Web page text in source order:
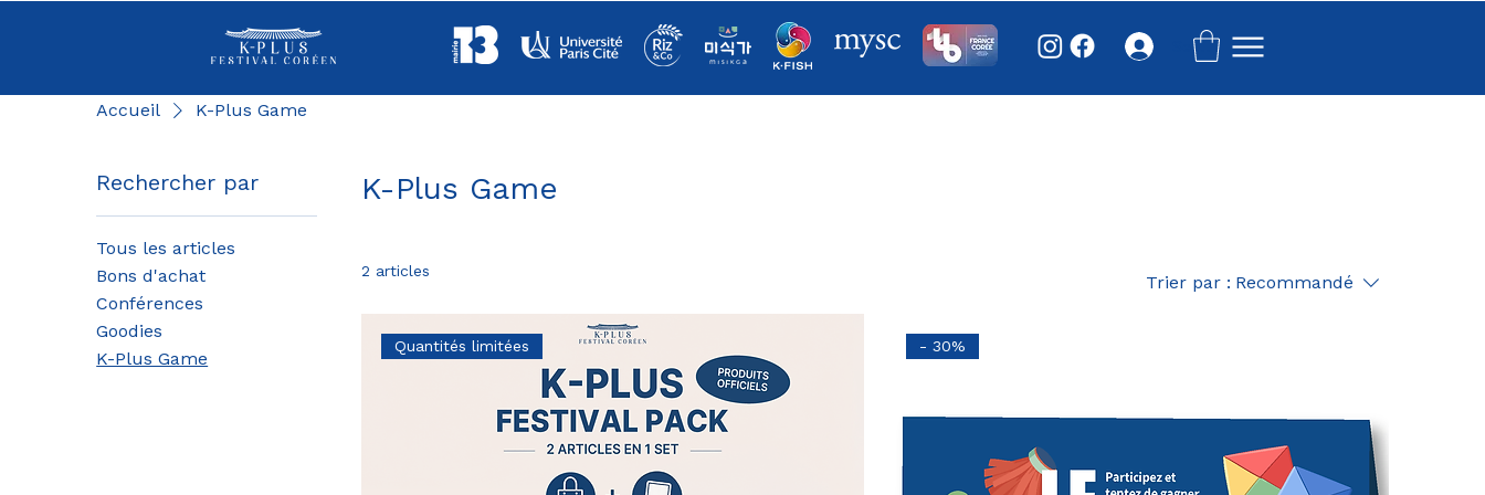
Se connecter
Accueil K-Plus Game
Rechercher par
Tous les articles
Bons d'achat
Conférences
Goodies
K-Plus Game
K-Plus Game
2 articles
Trier par : Recommandé
Quantités limitées - 30%